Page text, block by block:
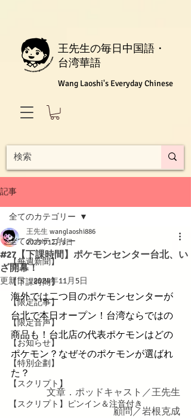
王先生の毎日中国語・
台湾華語
Wang Laoshi's Everyday Chinese
記事
全てのカテゴリー
【每週新聞】
【下課時間】
【限定記事】
【限定音声】
【お知らせ】
【特別企劃】
【スクリプト】
【スクリプト】ピンイン＆注音付き
全てのカテゴリー
#27【下課時間】ポケモンセンター台北、い
ざ開幕！
王先生 wanglaoshi886
2023年12月8日
更新日：2024年11月5日
海外では二つ目のポケモンセンターが
台北で本日オープン！台湾ならではの
商品も！台北店の代表ポケモンはどの
ポケモン？なぜそのポケモンが選ばれ
た？
文章．ポッドキャスト／王先生
顧問／岩根克成